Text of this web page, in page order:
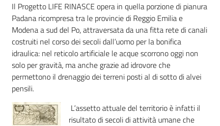
Il Progetto LIFE RINASCE opera in quella porzione di pianura
Padana ricompresa tra le provincie di Reggio Emilia e
Modena a sud del Po, attraversata da una fitta rete di canali
costruiti nel corso dei secoli dall’uomo per la bonifica
idraulica: nel reticolo artificiale le acque scorrono oggi non
solo per gravità, ma anche grazie ad idrovore che
permettono il drenaggio dei terreni posti al di sotto di alvei
pensili.
L’assetto attuale del territorio è infatti il
risultato di secoli di attività umane che